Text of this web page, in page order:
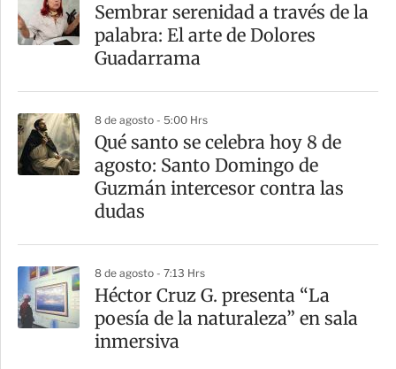
Sembrar serenidad a través de la
palabra: El arte de Dolores
Guadarrama
8 de agosto - 5:00 Hrs
Qué santo se celebra hoy 8 de
agosto: Santo Domingo de
Guzmán intercesor contra las
dudas
8 de agosto - 7:13 Hrs
Héctor Cruz G. presenta “La
poesía de la naturaleza” en sala
inmersiva